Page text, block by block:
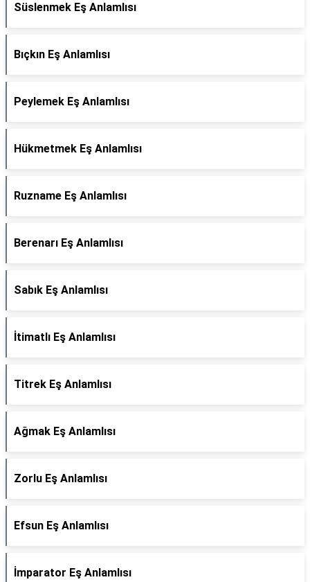
Süslenmek Eş Anlamlısı
Bıçkın Eş Anlamlısı
Peylemek Eş Anlamlısı
Hükmetmek Eş Anlamlısı
Ruzname Eş Anlamlısı
Berenarı Eş Anlamlısı
Sabık Eş Anlamlısı
İtimatlı Eş Anlamlısı
Titrek Eş Anlamlısı
Ağmak Eş Anlamlısı
Zorlu Eş Anlamlısı
Efsun Eş Anlamlısı
İmparator Eş Anlamlısı